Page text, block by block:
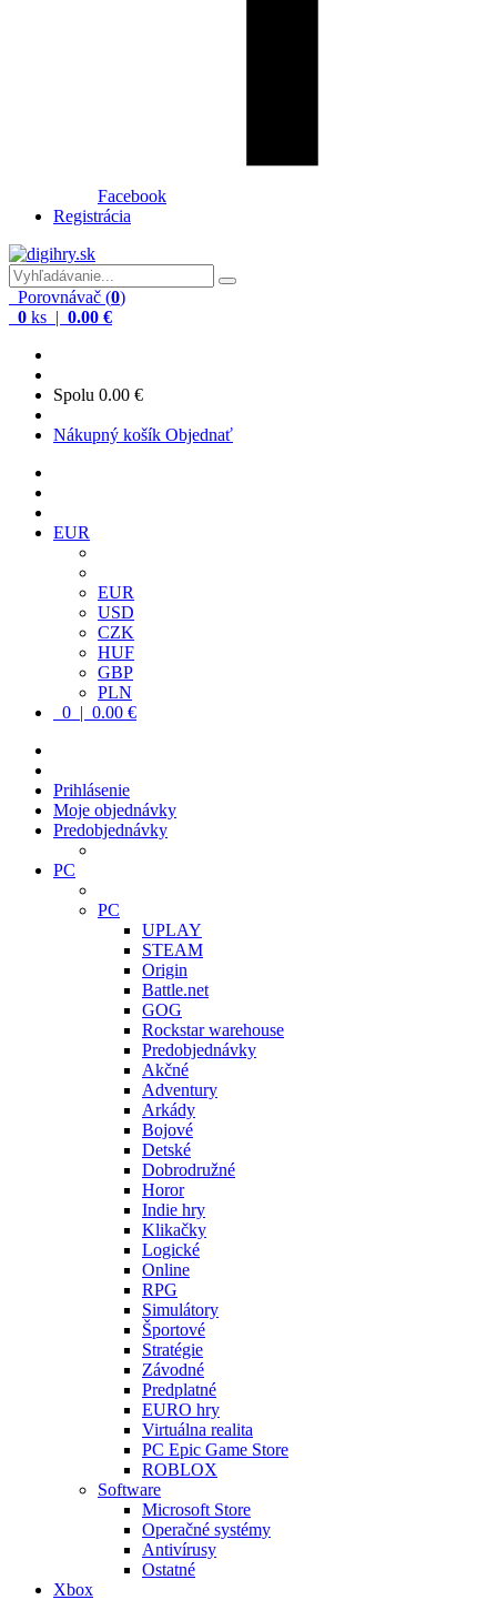
Facebook
Registrácia
Porovnávač (0)
0 ks | 0.00 €
Spolu 0.00 €
Nákupný košík Objednať
EUR
EUR
USD
CZK
HUF
GBP
PLN
0 | 0.00 €
Prihlásenie
Moje objednávky
Predobjednávky
PC
PC
UPLAY
STEAM
Origin
Battle.net
GOG
Rockstar warehouse
Predobjednávky
Akčné
Adventury
Arkády
Bojové
Detské
Dobrodružné
Horor
Indie hry
Klikačky
Logické
Online
RPG
Simulátory
Športové
Stratégie
Závodné
Predplatné
EURO hry
Virtuálna realita
PC Epic Game Store
ROBLOX
Software
Microsoft Store
Operačné systémy
Antivírusy
Ostatné
Xbox